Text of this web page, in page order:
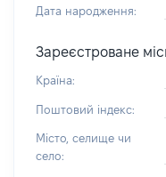
Дата народження:
Зареєстроване
Країна:
Поштовий індекс:
Місто, селище чи
село: